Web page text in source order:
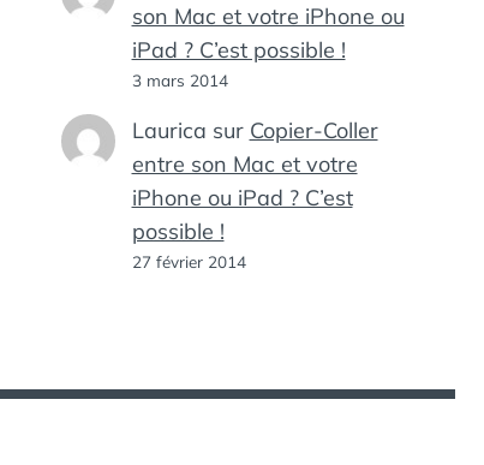
son Mac et votre iPhone ou
iPad ? C’est possible !
3 mars 2014
Laurica sur Copier-Coller
entre son Mac et votre
iPhone ou iPad ? C’est
possible !
27 février 2014